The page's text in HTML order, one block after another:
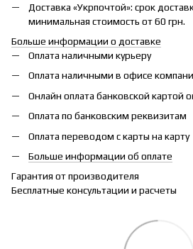
Доставка «Укрпочтой»: срок
минимальная стоимость от 60 грн.
Больше информации о доставке
Оплата наличными курьеру
Оплата наличными в офисе
Онлайн оплата банковской картой
Оплата по банковским реквизитам
Оплата переводом с карты на карту
Больше информации об оплате
Гарантия от производителя
Бесплатные консультации и расчеты